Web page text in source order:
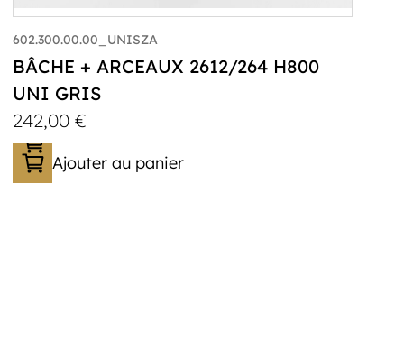
602.300.00.00_UNISZA
BÂCHE + ARCEAUX 2612/264 H800
UNI GRIS
242,00€
Ajouter au panier